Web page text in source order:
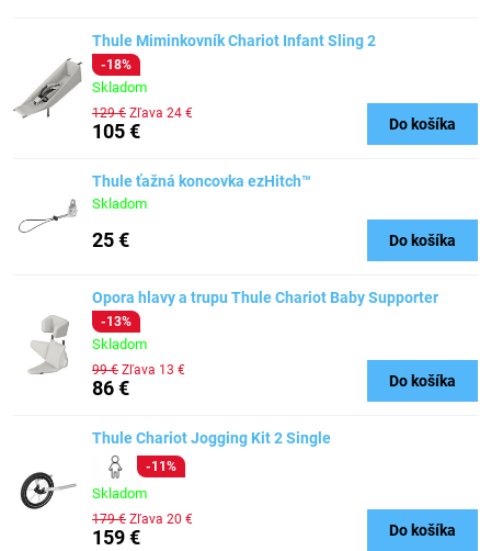
Thule Miminkovník Chariot Infant Sling 2
-18%
Skladom
105 €
129 € Zľava 24 €
Do košíka
Thule ťažná koncovka ezHitch™
Skladom
25 € Do košíka
Opora hlavy a trupu Thule Chariot Baby Supporter
-13%
Skladom
86 €
99 € Zľava 13 €
Do košíka
Thule Chariot Jogging Kit 2 Single
-11%
Skladom
159 €
179 € Zľava 20 €
Do košíka